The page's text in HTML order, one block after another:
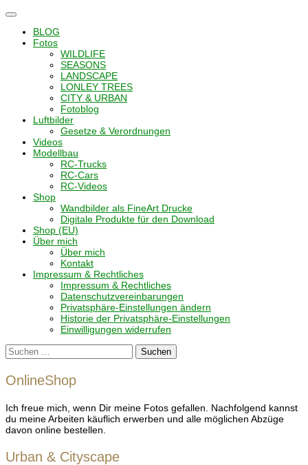
Navigation
umschalten
BLOG
Fotos
WILDLIFE
SEASONS
LANDSCAPE
LONLEY TREES
CITY & URBAN
Fotoblog
Luftbilder
Gesetze & Verordnungen
Videos
Modellbau
RC-Trucks
RC-Cars
RC-Videos
Shop
Wandbilder als FineArt Drucke
Digitale Produkte für den Download
Shop (EU)
Über mich
Über mich
Kontakt
Impressum & Rechtliches
Impressum & Rechtliches
Datenschutzvereinbarungen
Privatsphäre-Einstellungen ändern
Historie der Privatsphäre-Einstellungen
Einwilligungen widerrufen
Suchen
nach:
OnlineShop
Ich freue mich, wenn Dir meine Fotos gefallen. Nachfolgend kannst
du meine Arbeiten käuflich erwerben und alle möglichen Abzüge
davon online bestellen.
Urban & Cityscape